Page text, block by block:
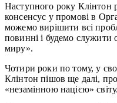
Наступного року Клінтон
консенсус у промові в
можемо вирішити всі
повинні і будемо служити
миру».
Чотири роки по тому, у
Клінтон пішов ще далі,
«незамінною нацією» світу.